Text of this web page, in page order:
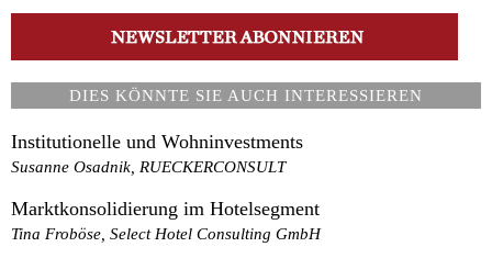
DIES KÖNNTE SIE AUCH INTERESSIEREN
Institutionelle und Wohninvestments
Susanne Osadnik, RUECKERCONSULT
Marktkonsolidierung im Hotelsegment
Tina Froböse, Select Hotel Consulting GmbH